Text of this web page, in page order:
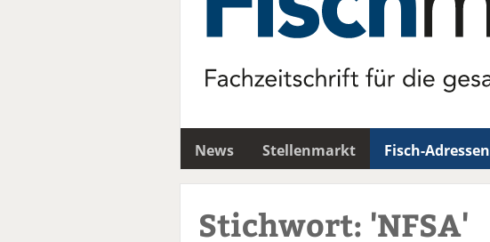
News Stellenmarkt Fisch-Adressen
Stichwort: 'NFSA'